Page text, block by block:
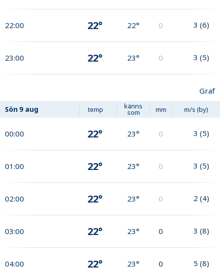
22:00 22° 22° 0 3 (6)
23:00 22° 23° 0 3 (5)
Graf
Sön 9 aug temp känns
som mm m/s (by)
00:00 22° 23° 0 3 (5)
01:00 22° 23° 0 3 (5)
02:00 22° 23° 0 2 (4)
03:00 22° 23° 0 3 (8)
04:00 22° 23° 0 5 (8)